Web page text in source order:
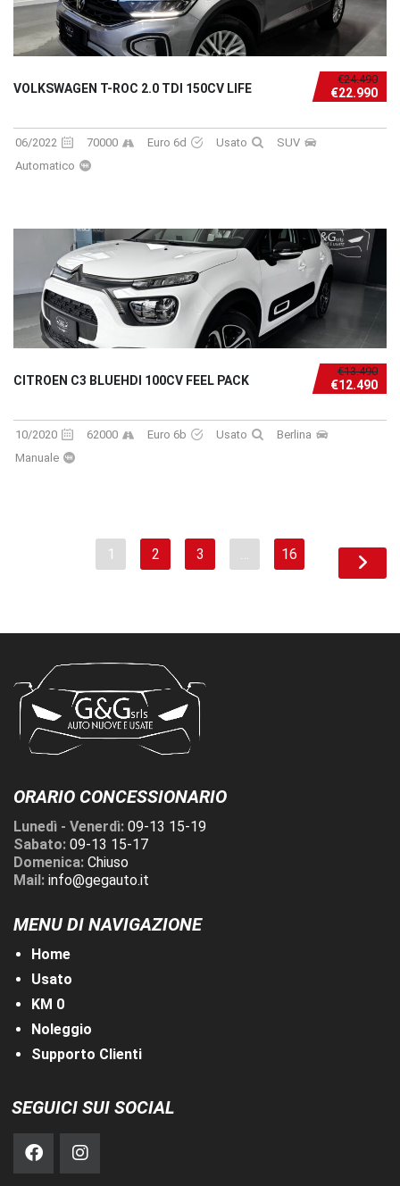
€24.490
€22.990
VOLKSWAGEN T-ROC 2.0 TDI 150CV LIFE
06/2022 70000 Euro 6d Usato
SUV
Automatico
€13.490
€12.490
CITROEN C3 BLUEHDI 100CV FEEL PACK
10/2020 62000 Euro 6b Usato
Berlina
Manuale
1 2 3 … 16
ORARIO CONCESSIONARIO
Lunedì - Venerdì: 09-13 15-19
Sabato: 09-13 15-17
Domenica: Chiuso
Mail: info@gegauto.it
MENU DI NAVIGAZIONE
Home
Usato
KM 0
Noleggio
Supporto Clienti
SEGUICI SUI SOCIAL